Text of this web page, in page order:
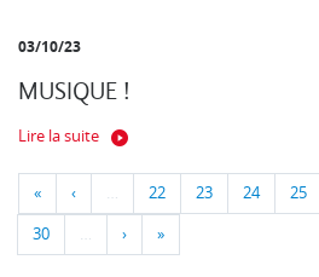
03/10/23
MUSIQUE !
Lire la suite
« ‹ … 22 23 24 25
30 … › »